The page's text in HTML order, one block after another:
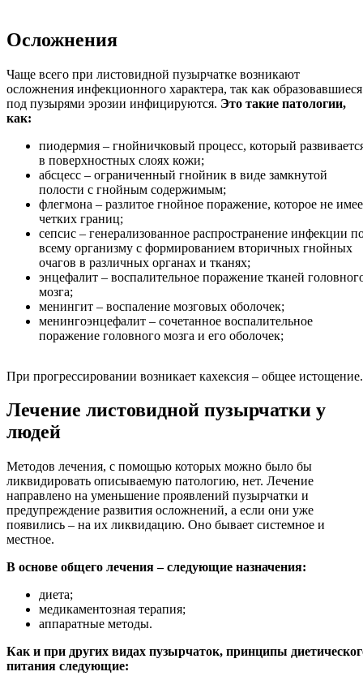
Осложнения
Чаще всего при листовидной пузырчатке возникают
осложнения инфекционного характера, так как образовавшиеся
под пузырями эрозии инфицируются. Это такие патологии,
как:
пиодермия – гнойничковый процесс, который
в поверхностных слоях кожи;
абсцесс – ограниченный гнойник в виде замкнутой
полости с гнойным содержимым;
флегмона – разлитое гнойное поражение, которое не
четких границ;
сепсис – генерализованное распространение инфекции
всему организму с формированием вторичных гнойных
очагов в различных органах и тканях;
энцефалит – воспалительное поражение тканей
мозга;
менингит – воспаление мозговых оболочек;
менингоэнцефалит – сочетанное воспалительное
поражение головного мозга и его оболочек;
При прогрессировании возникает кахексия – общее истощение.
Лечение листовидной пузырчатки у
людей
Методов лечения, с помощью которых можно было бы
ликвидировать описываемую патологию, нет. Лечение
направлено на уменьшение проявлений пузырчатки и
предупреждение развития осложнений, а если они уже
появились – на их ликвидацию. Оно бывает системное и
местное.
В основе общего лечения – следующие назначения:
диета;
медикаментозная терапия;
аппаратные методы.
Как и при других видах пузырчаток, принципы
питания следующие: